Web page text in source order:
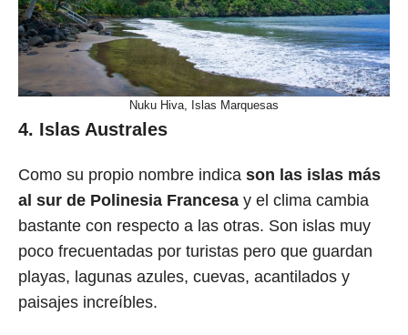
Nuku Hiva, Islas Marquesas
4. Islas Australes
Como su propio nombre indica son las islas más
al sur de Polinesia Francesa y el clima cambia
bastante con respecto a las otras. Son islas muy
poco frecuentadas por turistas pero que guardan
playas, lagunas azules, cuevas, acantilados y
paisajes increíbles.